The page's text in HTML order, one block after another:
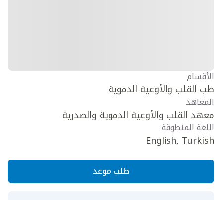
الأقسام
طب القلب والأوعية الدموية
المعاهد
معهد القلب والأوعية الدموية والصدرية
اللغة المنطوقة
English, Turkish
طلب موعد